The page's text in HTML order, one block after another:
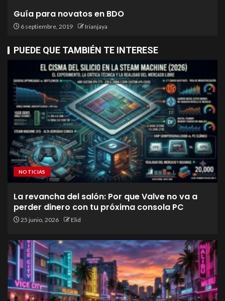
Guía para novatos en BDO
6 septiembre, 2019 Irianjaya
PUEDE QUE TAMBIÉN TE INTERESE
NOTICIAS
La revancha del salón: Por que Valve no va a
perder dinero con tu próxima consola PC
25 junio, 2026 Elid